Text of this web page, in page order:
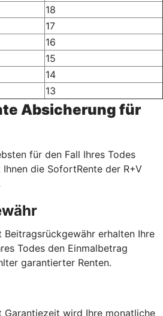
18
17
16
15
14
13
Absicherung für
für den Fall Ihres Todes
die SofortRente der R+V
erhalten Ihre
Todes den Einmalbetrag
garantierter Renten.
Garantiezeit wird Ihre monatliche